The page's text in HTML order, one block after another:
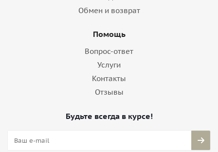
Обмен и возврат
Помощь
Вопрос-ответ
Услуги
Контакты
Отзывы
Будьте всегда в курсе!